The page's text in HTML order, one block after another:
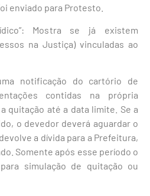
enviado para Protesto.
Mostra se já existem
na Justiça) vinculadas ao
notificação do cartório de
contidas na própria
quitação até a data limite. Se a
o devedor deverá aguardar o
a dívida para a Prefeitura,
Somente após esse período o
simulação de quitação ou